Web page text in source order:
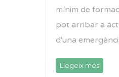
mínim de
pot arribar a
d'una
Llegeix més